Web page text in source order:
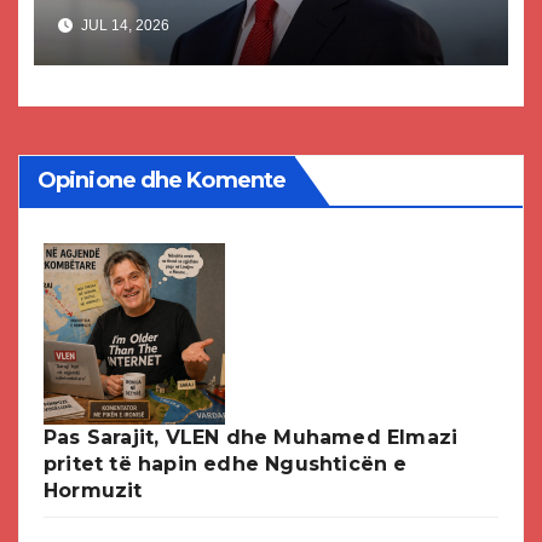
akuzat për ndërtimin e
paligjshëm të selisë së VMRO-
DPMNE-së
JUL 14, 2026
Opinione dhe Komente
Pas Sarajit, VLEN dhe Muhamed Elmazi
pritet të hapin edhe Ngushticën e
Hormuzit